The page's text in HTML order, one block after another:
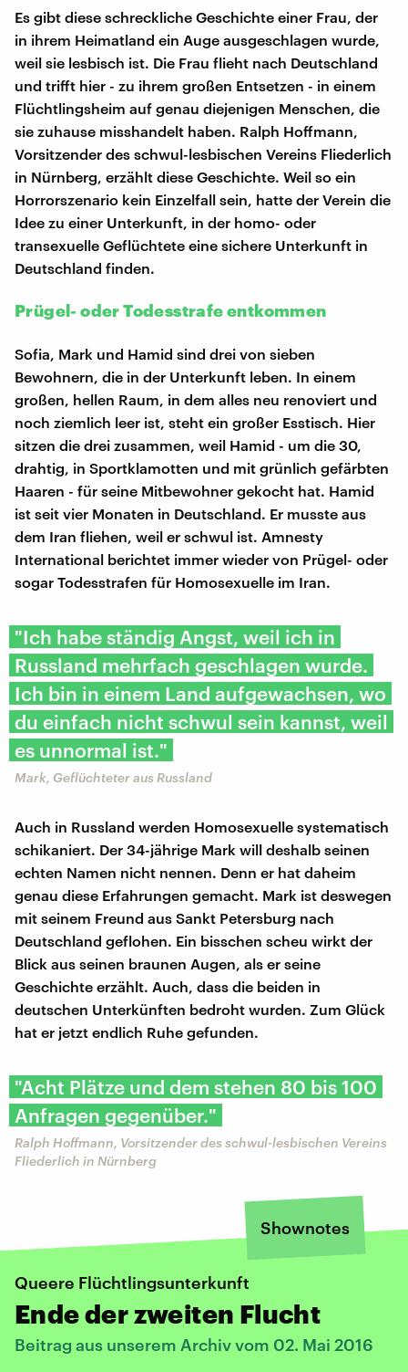
Es gibt diese schreckliche Geschichte einer Frau, der
in ihrem Heimatland ein Auge ausgeschlagen wurde,
weil sie lesbisch ist. Die Frau flieht nach Deutschland
und trifft hier - zu ihrem großen Entsetzen - in einem
Flüchtlingsheim auf genau diejenigen Menschen, die
sie zuhause misshandelt haben. Ralph Hoffmann,
Vorsitzender des schwul-lesbischen Vereins Fliederlich
in Nürnberg, erzählt diese Geschichte. Weil so ein
Horrorszenario kein Einzelfall sein, hatte der Verein die
Idee zu einer Unterkunft, in der homo- oder
transexuelle Geflüchtete eine sichere Unterkunft in
Deutschland finden.
Prügel- oder Todesstrafe entkommen
Sofia, Mark und Hamid sind drei von sieben
Bewohnern, die in der Unterkunft leben. In einem
großen, hellen Raum, in dem alles neu renoviert und
noch ziemlich leer ist, steht ein großer Esstisch. Hier
sitzen die drei zusammen, weil Hamid - um die 30,
drahtig, in Sportklamotten und mit grünlich gefärbten
Haaren - für seine Mitbewohner gekocht hat. Hamid
ist seit vier Monaten in Deutschland. Er musste aus
dem Iran fliehen, weil er schwul ist. Amnesty
International berichtet immer wieder von Prügel- oder
sogar Todesstrafen für Homosexuelle im Iran.
"Ich habe ständig Angst, weil ich in
Russland mehrfach geschlagen wurde.
Ich bin in einem Land aufgewachsen, wo
du einfach nicht schwul sein kannst, weil
es unnormal ist."
Mark, Geflüchteter aus Russland
Auch in Russland werden Homosexuelle systematisch
schikaniert. Der 34-jährige Mark will deshalb seinen
echten Namen nicht nennen. Denn er hat daheim
genau diese Erfahrungen gemacht. Mark ist deswegen
mit seinem Freund aus Sankt Petersburg nach
Deutschland geflohen. Ein bisschen scheu wirkt der
Blick aus seinen braunen Augen, als er seine
Geschichte erzählt. Auch, dass die beiden in
deutschen Unterkünften bedroht wurden. Zum Glück
hat er jetzt endlich Ruhe gefunden.
"Acht Plätze und dem stehen 80 bis 100
Anfragen gegenüber."
Ralph Hoffmann, Vorsitzender des schwul-lesbischen Vereins
Fliederlich in Nürnberg
Shownotes
Queere Flüchtlingsunterkunft
Ende der zweiten Flucht
Beitrag aus unserem Archiv vom 02. Mai 2016